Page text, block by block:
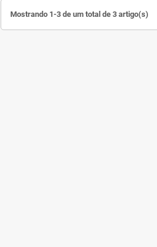
Mostrando 1-3 de um total de 3 artigo(s)